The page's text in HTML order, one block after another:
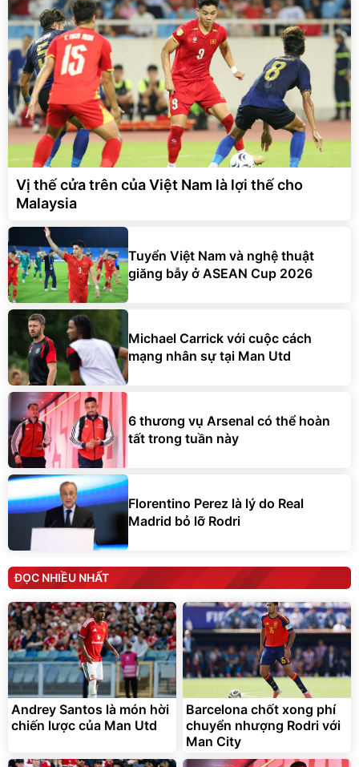
Vị thế cửa trên của Việt Nam là lợi thế cho
Malaysia
Tuyển Việt Nam và nghệ thuật
giăng bẫy ở ASEAN Cup 2026
Michael Carrick với cuộc cách
mạng nhân sự tại Man Utd
6 thương vụ Arsenal có thể hoàn
tất trong tuần này
Florentino Perez là lý do Real
Madrid bỏ lỡ Rodri
ĐỌC NHIỀU NHẤT
Andrey Santos là món hời
chiến lược của Man Utd
Barcelona chốt xong phí
chuyển nhượng Rodri với
Man City